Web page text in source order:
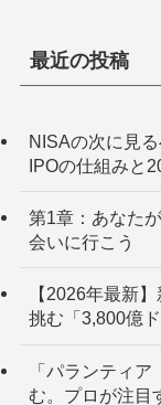
最近の投稿
NISAの次に見
IPOの仕組みと
第1章：あなた
会いに行こう
【2026年最新
挑む「3,800億
「パランティ
む。プロが注目